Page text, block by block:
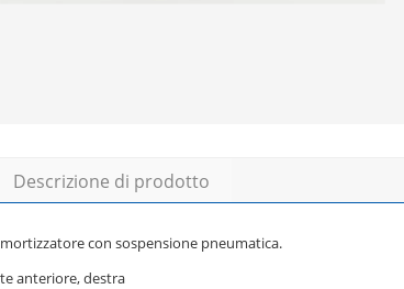
Descrizione di prodotto
con sospensione pneumatica.
anteriore, destra